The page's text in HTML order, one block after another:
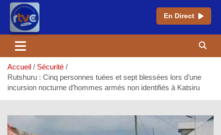
En Direct
contenu
Accueil
Sécurité
Rutshuru : Cinq personnes tuées et sept blessées lors d’une
incursion nocturne d’hommes armés non identifiés à Katsiru